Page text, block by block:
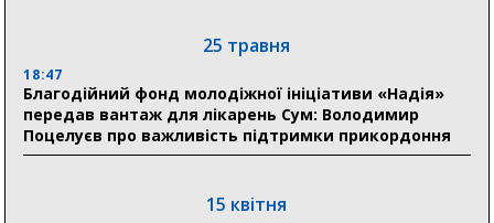
Ніколаєнко: у Сумах погодили 115 компенсацій на
відновлення житла майже на 6,6 млн грн
31 липня
Сумщини пояснив, як отримати допомогу на зиму
25 травня
18:47
Благодійний фонд молодіжної ініціативи «Надія»
передав вантаж для лікарень Сум: Володимир
Поцелуєв про важливість підтримки прикордоння
15 квітня